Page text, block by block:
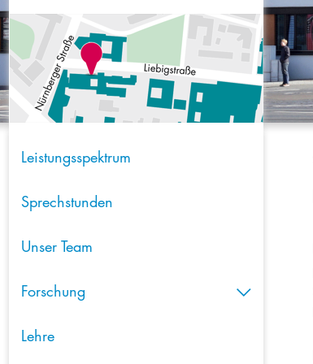
Leistungsspektrum
Sprechstunden
Unser Team
Forschung
Lehre